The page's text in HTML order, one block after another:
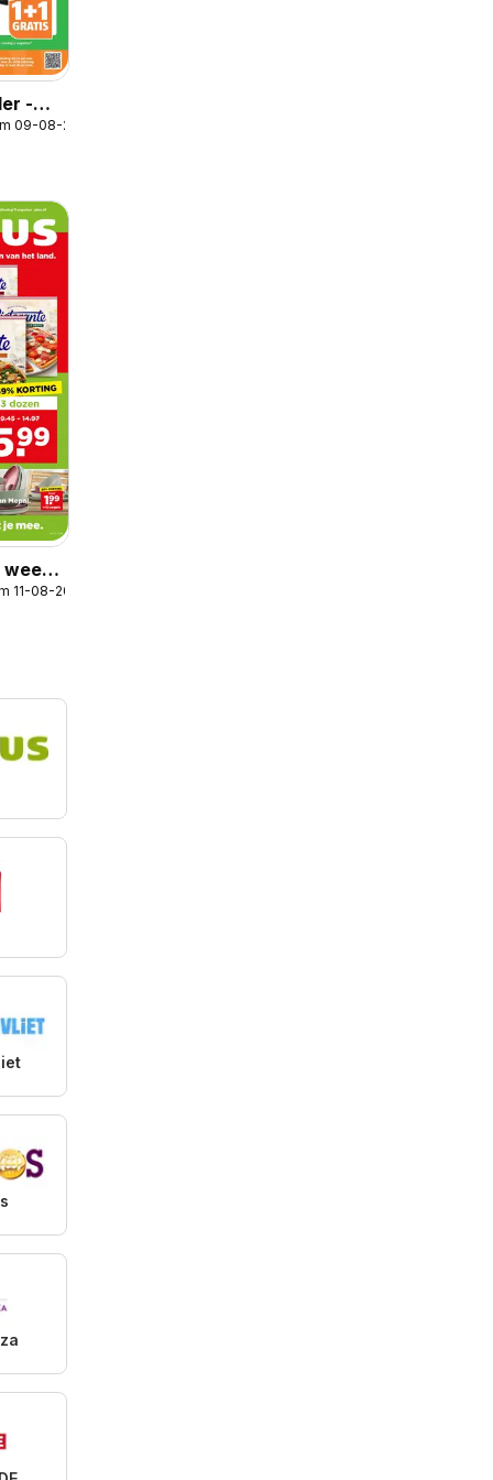
-
09-08-2026
week
11-08-2026